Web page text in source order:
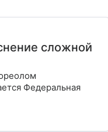
сложной
Федеральная